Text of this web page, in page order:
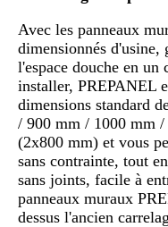
Avec les panneaux
dimensionnés d'usine,
l'espace douche en
installer, PREPANEL
dimensions standard
/ 900 mm / 1000 mm
(2x800 mm) et vous
sans contrainte, tout
sans joints, facile à
panneaux muraux
dessus l'ancien